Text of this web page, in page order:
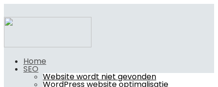
Home
SEO
Website wordt niet gevonden
WordPress website optimalisatie